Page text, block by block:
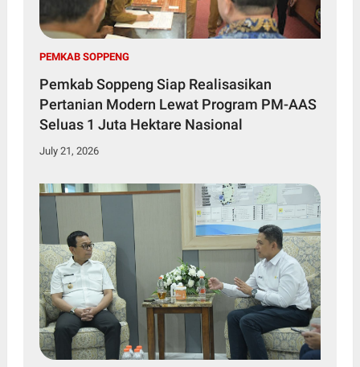
PEMKAB SOPPENG
Pemkab Soppeng Siap Realisasikan
Pertanian Modern Lewat Program PM-AAS
Seluas 1 Juta Hektare Nasional
July 21, 2026